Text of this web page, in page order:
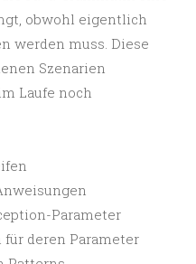
obwohl eigentlich
werden muss. Diese
Szenarien
Laufe noch
Parameter
für deren Parameter